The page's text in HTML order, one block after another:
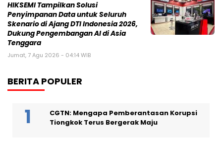
HIKSEMI Tampilkan Solusi
Penyimpanan Data untuk Seluruh
Skenario di Ajang DTI Indonesia 2026,
Dukung Pengembangan AI di Asia
Tenggara
Jumat, 7 Agu 2026 - 04:14 WIB
BERITA POPULER
CGTN: Mengapa Pemberantasan Korupsi
Tiongkok Terus Bergerak Maju